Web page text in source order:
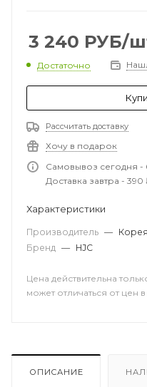
3 240 РУБ/
Достаточно
Рассчитать доставку
Хочу в подарок
Самовывоз сегодня -
Доставка завтра - 390
Характеристики
Производитель — Корея
Бренд — HJC
Цена действительна
может отличаться от цен
ОПИСАНИЕ